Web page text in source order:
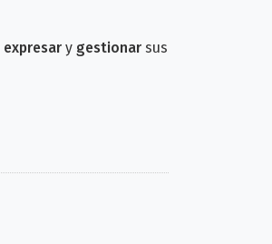
expresar y gestionar sus